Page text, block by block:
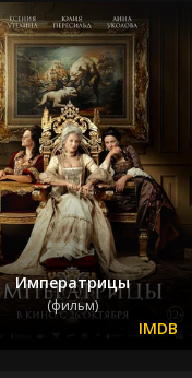
Императрицы
(фильм)